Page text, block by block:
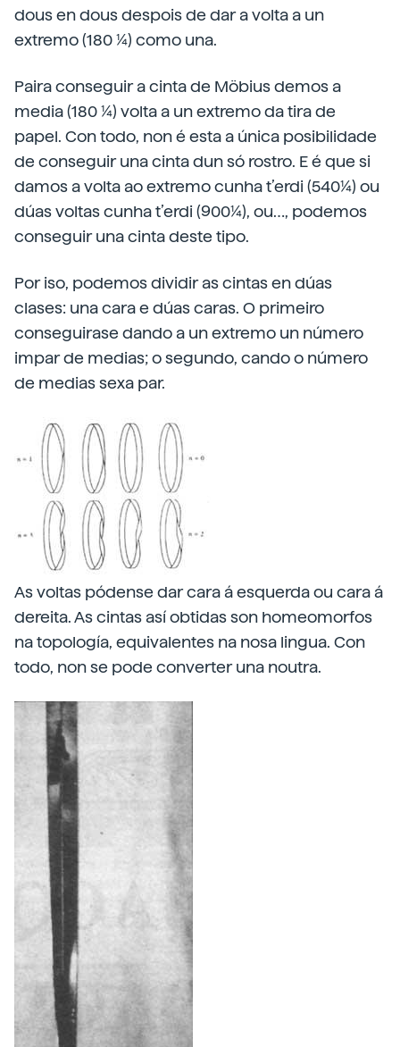
dous en dous despois de dar a volta a un
extremo (180 ¼) como una.
Paira conseguir a cinta de Möbius demos a
media (180 ¼) volta a un extremo da tira de
papel. Con todo, non é esta a única posibilidade
de conseguir una cinta dun só rostro. E é que si
damos a volta ao extremo cunha t’erdi (540¼) ou
dúas voltas cunha t’erdi (900¼), ou…, podemos
conseguir una cinta deste tipo.
Por iso, podemos dividir as cintas en dúas
clases: una cara e dúas caras. O primeiro
conseguirase dando a un extremo un número
impar de medias; o segundo, cando o número
de medias sexa par.
As voltas pódense dar cara á esquerda ou cara á
dereita. As cintas así obtidas son homeomorfos
na topología, equivalentes na nosa lingua. Con
todo, non se pode converter una noutra.